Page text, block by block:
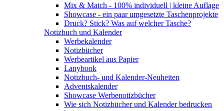
Mix & Match - 100% individuell | kleine Auflage
Showcase - ein paar umgesetzte Taschenprojekte
Druck? Stick? Was auf welcher Tasche?
Notizbuch und Kalender
Werbekalender
Notizbücher
Werbeartikel aus Papier
Lanybook
Notizbuch- und Kalender-Neuheiten
Adventskalender
Showcase Werbenotizbücher
Wie sich Notizbücher und Kalender bedrucken